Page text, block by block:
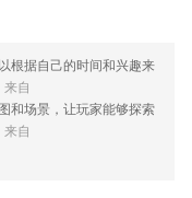
根据自己的时间和兴趣来
来自
和场景，让玩家能够探索
来自